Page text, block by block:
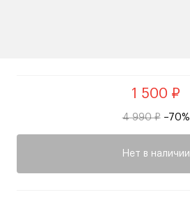
1 500 ₽
4 990 ₽ –70%
Нет в наличии